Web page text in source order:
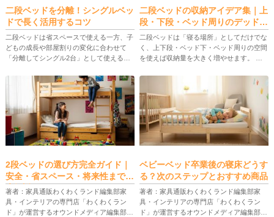
二段ベッドを分離！シングルベッ
ドで長く活用するコツ
二段ベッドは省スペースで使える一方、子
どもの成長や部屋割りの変化に合わせて
「分離してシングル2台」として使えるモ
は、二段ベッドの分離の意味、メリット・
デメリット、選び方、具体的な分割手 […]
二段ベッドの収納アイデア集｜上
段・下段・ベッド周りのデッドス
ペース活用
二段ベッドは「寝る場所」としてだけでな
く、上下段・ベッド下・ベッド周りの空間
を使えば収納量を大きく増やせます。 本
できるデッドスペース収納、便利グッズ、
ベッド選びと安全チェックまでを […]
2段ベッドの選び方完全ガイド｜
安全・省スペース・将来性まで徹
底解説
著者：家具通販わくわくランド編集部家
具・インテリアの専門店「わくわくラン
ド」が運営するオウンドメディア編集部。
ベビーベッド卒業後の寝床どうす
る？次のステップとおすすめ商品
著者：家具通販わくわくランド編集部家
具・インテリアの専門店「わくわくラン
ド」が運営するオウンドメディア編集部。